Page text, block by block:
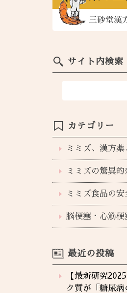
サイト内検索
カテゴリー
ミミズ、漢方薬
ミミズの驚異的
ミミズ食品の
脳梗塞・心筋梗
最近の投稿
【最新研究
ク質が「糖尿